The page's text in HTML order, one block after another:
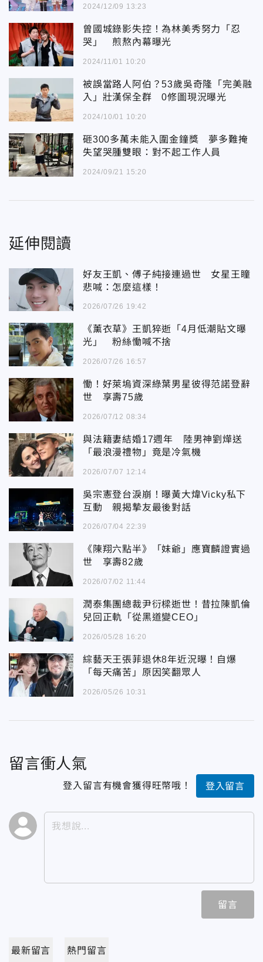
2024/12/09 13:23
曾國城錄影失控！為林美秀努力「忍
哭」 煎熬內幕曝光
2024/11/01 10:20
被誤當路人阿伯？53歲吳奇隆「完美融
入」壯漢保全群 0修圖現況曝光
2024/10/01 10:20
砸300多萬未能入圍金鐘獎 夢多難掩
失望哭腫雙眼：對不起工作人員
2024/09/21 15:20
延伸閱讀
好友王凱、傅子純接連過世 女星王瞳
悲喊：怎麼這樣！
2026/07/26 19:42
《薰衣草》王凱猝逝「4月低潮貼文曝
光」 粉絲慟喊不捨
2026/07/26 16:57
慟！好萊塢資深綠葉男星彼得范諾登辭
世 享壽75歲
2026/07/12 08:34
與法籍妻結婚17週年 陸男神劉燁送
「最浪漫禮物」竟是冷氣機
2026/07/07 12:14
吳宗憲登台淚崩！曝黃大煒Vicky私下
互動 親揭摯友最後對話
2026/07/04 22:39
《陳翔六點半》「妹爺」應寶麟證實過
世 享壽82歲
2026/07/02 11:44
潤泰集團總裁尹衍樑逝世！昔拉陳凱倫
兒回正軌「從黑道變CEO」
2026/05/28 16:20
綜藝天王張菲退休8年近況曝！自爆
「每天痛苦」原因笑翻眾人
2026/05/26 10:31
留言衝人氣
登入留言有機會獲得旺幣哦！ 登入留言
留言
最新留言 熱門留言